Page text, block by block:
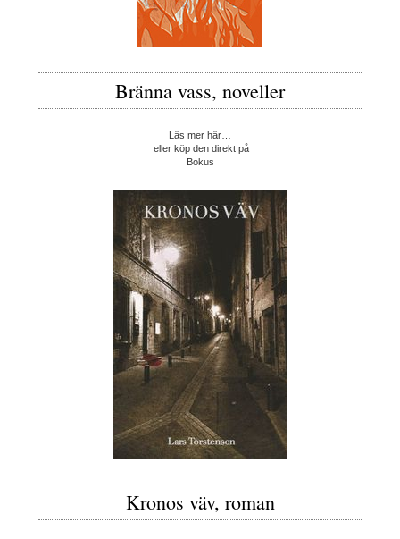
Bränna vass, noveller
Läs mer här…
eller köp den direkt på
Bokus
Kronos väv, roman